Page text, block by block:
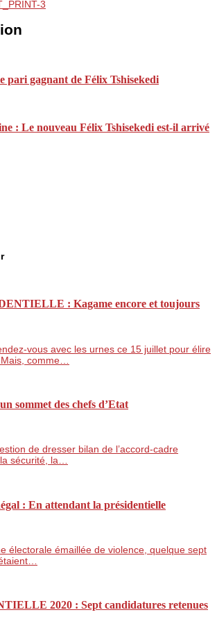
pari gagnant de Félix Tshisekedi
: Le nouveau Félix Tshisekedi est-il arrivé
: Kagame encore et toujours
vous avec les urnes ce 15 juillet pour élire
comme…
sommet des chefs d’Etat
de dresser bilan de l’accord-cadre
la sécurité, la…
: En attendant la présidentielle
électorale émaillée de violence, quelque sept
2020 : Sept candidatures retenues